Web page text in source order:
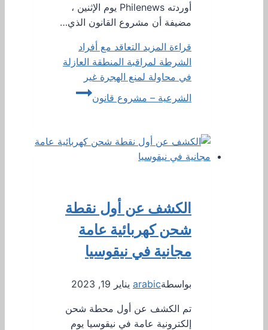
أوردته Philenews يوم الإثنين ،
مضيفة أن مشروع القانون الذي…
قراءة المزيد التعاقد مع أفراد
الشرطة لمراقبة المنطقة العازلة
في محاولة لمنع الهجرة غير
الشرعية – مشروع قانون
الكشف عن أول نقطة
شحن كهربائية عامة
مجانية في نيقوسيا
بواسطةarabic يناير 19, 2023
تم الكشف عن أول محطة شحن
إلكترونية عامة في نيقوسيا يوم